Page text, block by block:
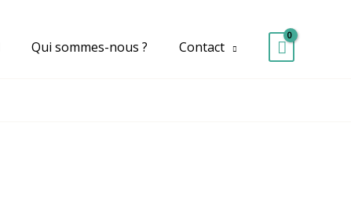
Qui sommes-nous ? Contact